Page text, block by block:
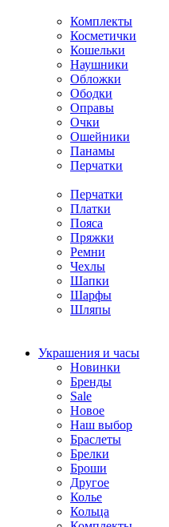
Комплекты
Косметички
Кошельки
Наушники
Обложки
Ободки
Оправы
Очки
Ошейники
Панамы
Перчатки
Перчатки
Платки
Пояса
Пряжки
Ремни
Чехлы
Шапки
Шарфы
Шляпы
Украшения и часы
Новинки
Бренды
Sale
Новое
Наш выбор
Браслеты
Брелки
Броши
Другое
Колье
Кольца